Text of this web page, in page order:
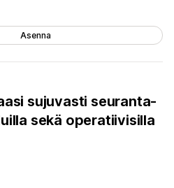
Asenna
sujuvasti seuranta-
sekä operatiivisilla